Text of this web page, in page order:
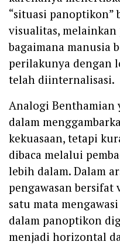
“situasi panoptikon”
visualitas,
bagaimana manusia
perilakunya dengan
telah diinternalisasi.
Analogi Benthamian
dalam
kekuasaan, tetapi
dibaca melalui
lebih dalam. Dalam
pengawasan
satu mata
dalam panoptikon
menjadi horizontal